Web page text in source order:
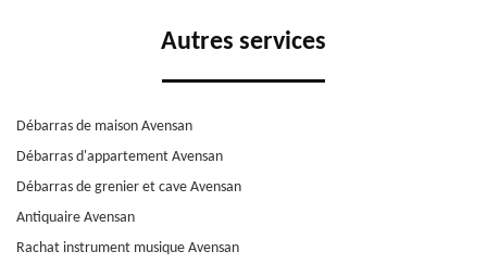
Autres services
Débarras de maison Avensan
Débarras d'appartement Avensan
Débarras de grenier et cave Avensan
Antiquaire Avensan
Rachat instrument musique Avensan